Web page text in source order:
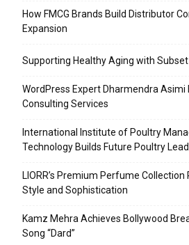
How FMCG Brands Build Distributor
Expansion
Supporting Healthy Aging with Subset
WordPress Expert Dharmendra Asimi
Consulting Services
International Institute of Poultry
Technology Builds Future Poultry
LIORR’s Premium Perfume
Style and Sophistication
Kamz Mehra Achieves Bollywood
Song “Dard”